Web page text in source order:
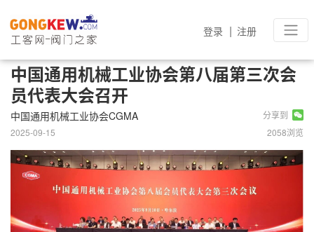
登录 | 注册
中国通用机械工业协会第八届第三次会
员代表大会召开
中国通用机械工业协会CGMA
分享到
2025-09-15
2058浏览